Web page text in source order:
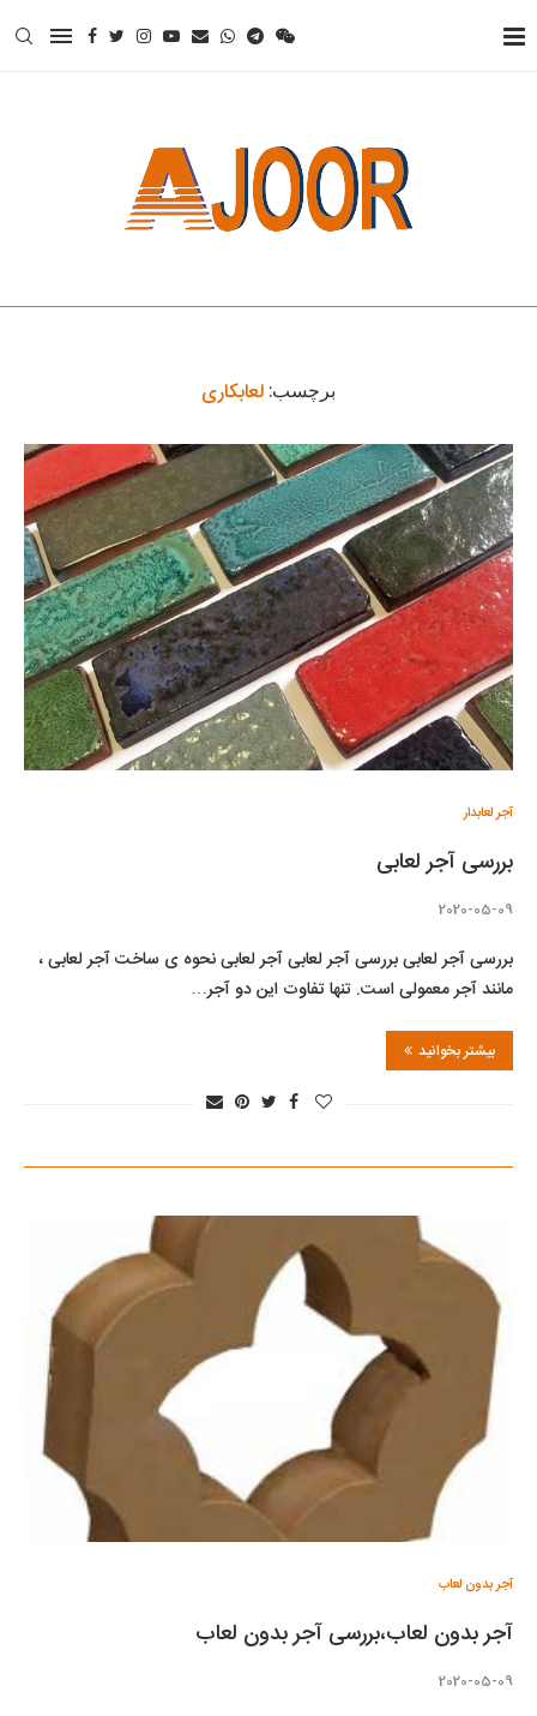
برچسب: لعابکاری
آجر لعابدار
بررسی آجر لعابی
2020-05-09
بررسی آجر لعابی بررسی آجر لعابی آجر لعابی نحوه ی ساخت آجر لعابی ،
مانند آجر معمولی است. تنها تفاوت این دو آجر…
بیشتر بخوانید
آجر بدون لعاب
آجر بدون لعاب،بررسی آجر بدون لعاب
2020-05-09